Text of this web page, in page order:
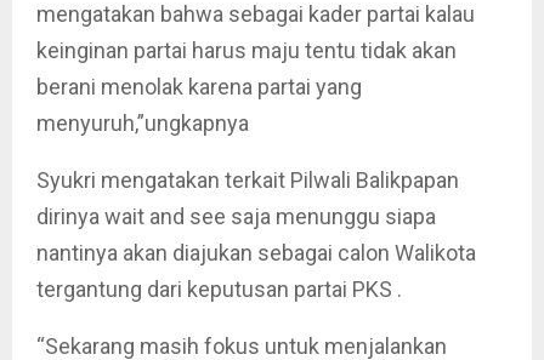
mengatakan bahwa sebagai kader partai kalau
keinginan partai harus maju tentu tidak akan
berani menolak karena partai yang
menyuruh,”ungkapnya
Syukri mengatakan terkait Pilwali Balikpapan
dirinya wait and see saja menunggu siapa
nantinya akan diajukan sebagai calon Walikota
tergantung dari keputusan partai PKS .
“Sekarang masih fokus untuk menjalankan